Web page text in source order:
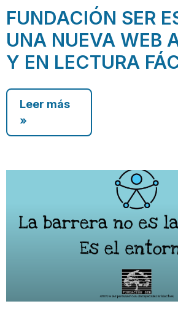
FUNDACIÓN SER
UNA NUEVA WEB
Y EN LECTURA
Leer más
»